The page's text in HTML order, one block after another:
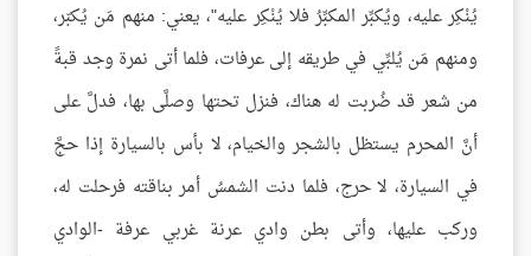
يُنْكِر عليه، ويُكبِّر المكبِّرُ فلا يُنْكِر عليه"، يعني: منهم مَن يُكبّر،
ومنهم مَن يُلبِّي في طريقه إلى عرفات، فلما أتى نمرة وجد قبةً
من شعر قد ضُربت له هناك، فنزل تحتها وصلَّى بها، فدلَّ على
أنَّ المحرم يستظل بالشجر والخيام، لا بأس بالسيارة إذا حجَّ
في السيارة، لا حرج، فلما دنت الشمسُ أمر بناقته فرحلت له،
وركب عليها، وأتى بطن وادي عرنة غربي عرفة -الوادي